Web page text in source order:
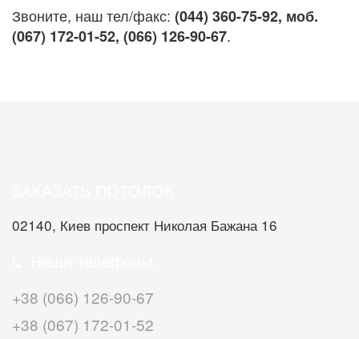
Звоните, наш тел/факс: (044) 360-75-92, моб.
(067) 172-01-52, (066) 126-90-67.
02140, Киев проспект Николая Бажана 16
+38 (066) 126-90-67
+38 (067) 172-01-52